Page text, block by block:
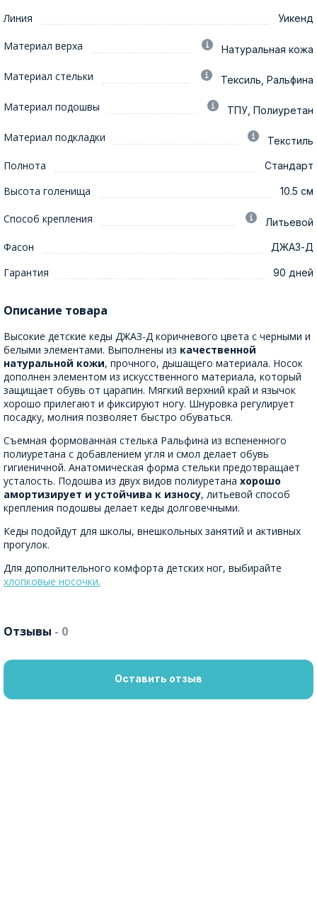
Линия Уикенд
Материал верха Натуральная кожа
Материал стельки Тексиль, Ральфина
Материал подошвы ТПУ, Полиуретан
Материал подкладки Текстиль
Полнота Стандарт
Высота голенища 10.5 см
Способ крепления Литьевой
Фасон ДЖАЗ-Д
Гарантия 90 дней
Описание товара
Высокие детские кеды ДЖАЗ-Д коричневого цвета с черными и
белыми элементами. Выполнены из качественной
натуральной кожи, прочного, дышащего материала. Носок
дополнен элементом из искусственного материала, который
защищает обувь от царапин. Мягкий верхний край и язычок
хорошо прилегают и фиксируют ногу. Шнуровка регулирует
посадку, молния позволяет быстро обуваться.
Съемная формованная стелька Ральфина из вспененного
полиуретана с добавлением угля и смол делает обувь
гигиеничной. Анатомическая форма стельки предотвращает
усталость. Подошва из двух видов полиуретана хорошо
амортизирует и устойчива к износу, литьевой способ
крепления подошвы делает кеды долговечными.
Кеды подойдут для школы, внешкольных занятий и активных
прогулок.
Для дополнительного комфорта детских ног, выбирайте
хлопковые носочки.
Отзывы - 0
Оставить отзыв